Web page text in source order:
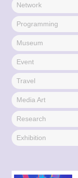
Network
Programming
Museum
Event
Travel
Media Art
Research
Exhibition